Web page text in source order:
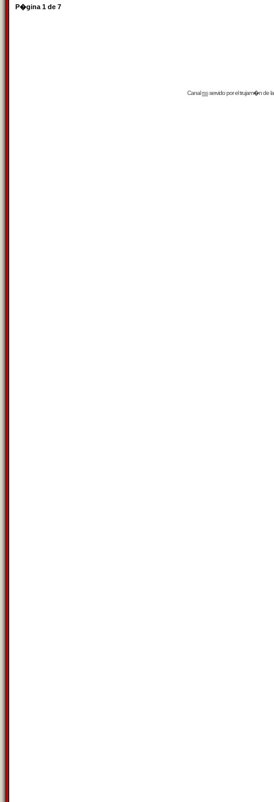
P�gina 1 de 7
Canalrssservido por eltrujam�nde